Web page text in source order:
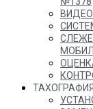
ТАХОГРАФИЯ